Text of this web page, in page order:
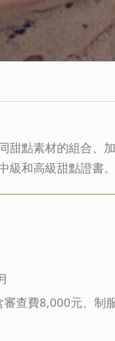
甜點素材的組合、
和高級甜點證書。
審查費8,000元、制